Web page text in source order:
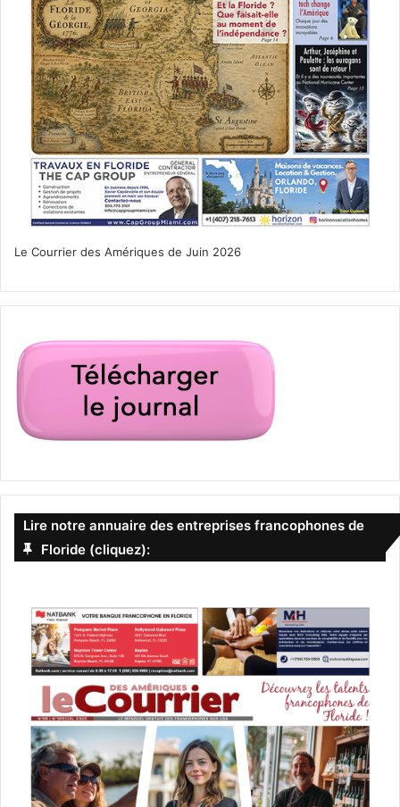
Le Courrier des Amériques de Juin 2026
Lire notre annuaire des entreprises francophones de
Floride (cliquez):